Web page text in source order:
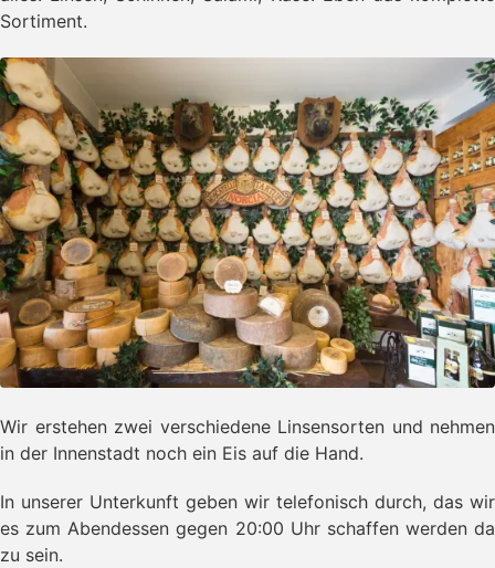
Sortiment.
Wir erstehen zwei verschiedene Linsensorten und nehmen
in der Innenstadt noch ein Eis auf die Hand.
In unserer Unterkunft geben wir telefonisch durch, das wir
es zum Abendessen gegen 20:00 Uhr schaffen werden da
zu sein.